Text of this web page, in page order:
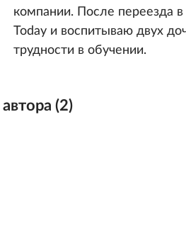
компании. После переезда
Today и воспитываю двух
трудности в обучении.
(2)